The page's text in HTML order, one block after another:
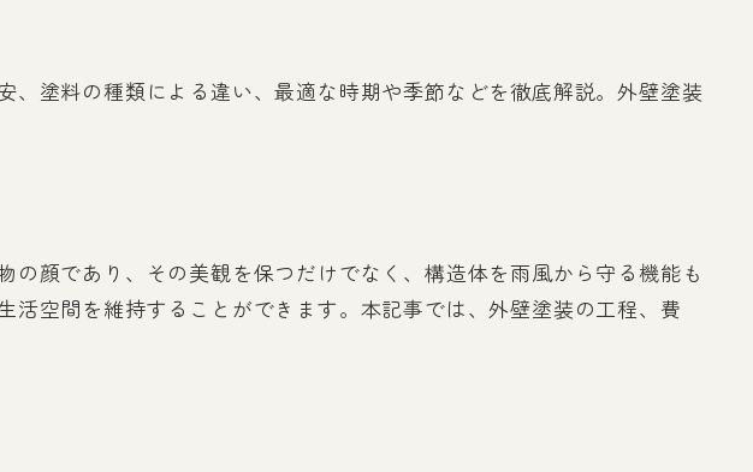
塗料の種類による違い、最適な時期や季節などを徹底解説。外壁塗装
顔であり、その美観を保つだけでなく、構造体を雨風から守る機能も
空間を維持することができます。本記事では、外壁塗装の工程、費